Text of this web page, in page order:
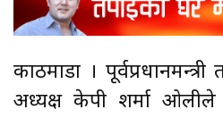
काठमाडौँ ।
अध्यक्ष केपी शर्मा